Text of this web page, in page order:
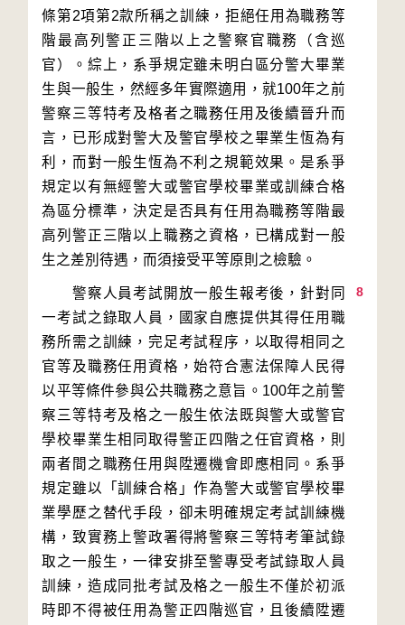
條第2項第2款所稱之訓練，拒絕任用為職務等
階最高列警正三階以上之警察官職務（含巡
官）。綜上，系爭規定雖未明白區分警大畢業
生與一般生，然經多年實際適用，就100年之前
警察三等特考及格者之職務任用及後續晉升而
言，已形成對警大及警官學校之畢業生恆為有
利，而對一般生恆為不利之規範效果。是系爭
規定以有無經警大或警官學校畢業或訓練合格
為區分標準，決定是否具有任用為職務等階最
高列警正三階以上職務之資格，已構成對一般
8
警察人員考試開放一般生報考後，針對同
一考試之錄取人員，國家自應提供其得任用職
務所需之訓練，完足考試程序，以取得相同之
官等及職務任用資格，始符合憲法保障人民得
以平等條件參與公共職務之意旨。100年之前警
察三等特考及格之一般生依法既與警大或警官
學校畢業生相同取得警正四階之任官資格，則
兩者間之職務任用與陞遷機會即應相同。系爭
規定雖以「訓練合格」作為警大或警官學校畢
業學歷之替代手段，卻未明確規定考試訓練機
構，致實務上警政署得將警察三等特考筆試錄
取之一般生，一律安排至警專受考試錄取人員
訓練，造成同批考試及格之一般生不僅於初派
時即不得被任用為警正四階巡官，且後續陞遷